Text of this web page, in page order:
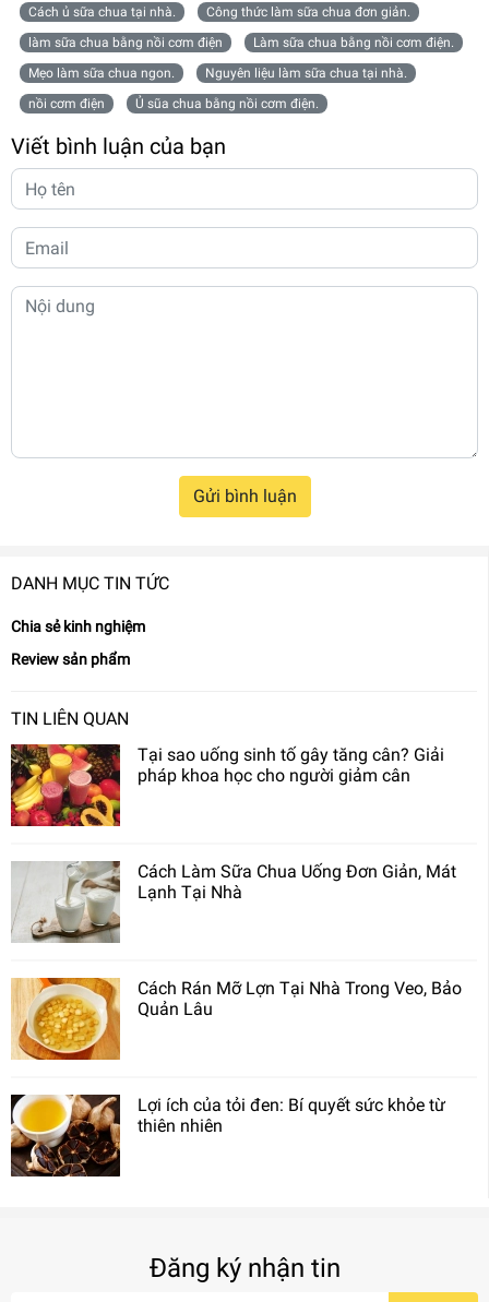
DANH MỤC TIN TỨC
Chia sẻ kinh nghiệm
Review sản phẩm
TIN LIÊN QUAN
Tại sao uống sinh tố gây tăng cân? Giải
pháp khoa học cho người giảm cân
Cách Làm Sữa Chua Uống Đơn Giản, Mát
Lạnh Tại Nhà
Cách Rán Mỡ Lợn Tại Nhà Trong Veo, Bảo
Quản Lâu
Lợi ích của tỏi đen: Bí quyết sức khỏe từ
thiên nhiên
Cách ủ sữa chua tại nhà.
Công thức làm sữa chua đơn giản.
làm sữa chua bằng nồi cơm điện
Làm sữa chua bằng nồi cơm điện.
Mẹo làm sữa chua ngon.
Nguyên liệu làm sữa chua tại nhà.
nồi cơm điện
Ủ sũa chua bằng nồi cơm điện.
Viết bình luận của bạn
Gửi bình luận
Đăng ký nhận tin